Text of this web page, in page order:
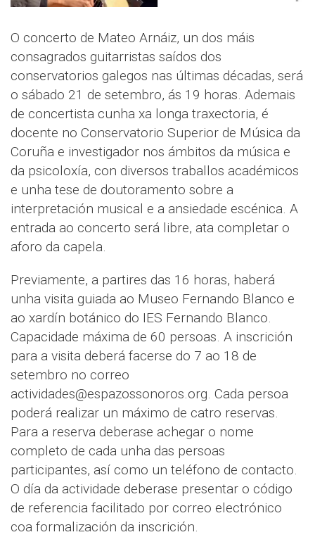
O concerto de Mateo Arnáiz, un dos máis
consagrados guitarristas saídos dos
conservatorios galegos nas últimas décadas, será
o sábado 21 de setembro, ás 19 horas. Ademais
de concertista cunha xa longa traxectoria, é
docente no Conservatorio Superior de Música da
Coruña e investigador nos ámbitos da música e
da psicoloxía, con diversos traballos académicos
e unha tese de doutoramento sobre a
interpretación musical e a ansiedade escénica. A
entrada ao concerto será libre, ata completar o
aforo da capela.
Previamente, a partires das 16 horas, haberá
unha visita guiada ao Museo Fernando Blanco e
ao xardín botánico do IES Fernando Blanco.
Capacidade máxima de 60 persoas. A inscrición
para a visita deberá facerse do 7 ao 18 de
setembro no correo
actividades@espazossonoros.org. Cada persoa
poderá realizar un máximo de catro reservas.
Para a reserva deberase achegar o nome
completo de cada unha das persoas
participantes, así como un teléfono de contacto.
O día da actividade deberase presentar o código
de referencia facilitado por correo electrónico
coa formalización da inscrición.